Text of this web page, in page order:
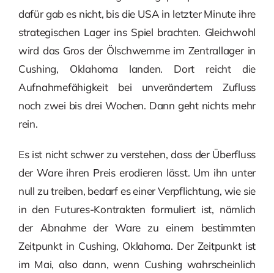
dafür gab es nicht, bis die USA in letzter Minute ihre
strategischen Lager ins Spiel brachten. Gleichwohl
wird das Gros der Ölschwemme im Zentrallager in
Cushing, Oklahoma landen. Dort reicht die
Aufnahmefähigkeit bei unverändertem Zufluss
noch zwei bis drei Wochen. Dann geht nichts mehr
rein.
Es ist nicht schwer zu verstehen, dass der Überfluss
der Ware ihren Preis erodieren lässt. Um ihn unter
null zu treiben, bedarf es einer Verpflichtung, wie sie
in den Futures-Kontrakten formuliert ist, nämlich
der Abnahme der Ware zu einem bestimmten
Zeitpunkt in Cushing, Oklahoma. Der Zeitpunkt ist
im Mai, also dann, wenn Cushing wahrscheinlich